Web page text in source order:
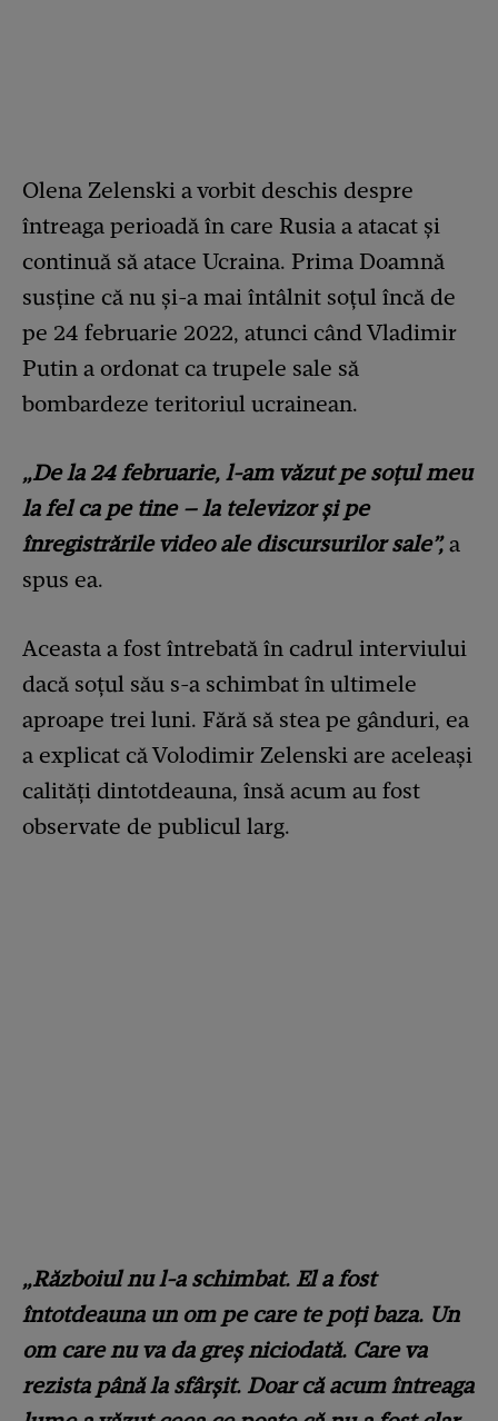
Olena Zelenski a vorbit deschis despre
întreaga perioadă în care Rusia a atacat și
continuă să atace Ucraina. Prima Doamnă
susține că nu și-a mai întâlnit soțul încă de
pe 24 februarie 2022, atunci când Vladimir
Putin a ordonat ca trupele sale să
bombardeze teritoriul ucrainean.
„De la 24 februarie, l-am văzut pe soțul meu
la fel ca pe tine – la televizor și pe
înregistrările video ale discursurilor sale”,a
spus ea.
Aceasta a fost întrebată în cadrul interviului
dacă soțul său s-a schimbat în ultimele
aproape trei luni. Fără să stea pe gânduri, ea
a explicat că Volodimir Zelenski are aceleași
calități dintotdeauna, însă acum au fost
observate de publicul larg.
„Războiul nu l-a schimbat. El a fost
întotdeauna un om pe care te poți baza. Un
om care nu va da greș niciodată. Care va
rezista până la sfârșit. Doar că acum întreaga